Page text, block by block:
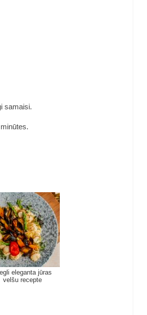
samaisi.
eleganta jūras
velšu recepte